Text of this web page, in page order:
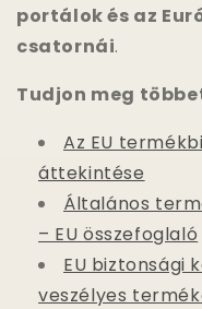
portálok és az
csatornái.
Tudjon meg
Az EU
áttekintése
Általános
– EU összefoglaló
EU biztonsági
veszélyes